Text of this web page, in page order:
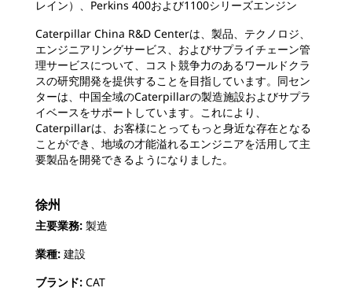
レイン）、Perkins 400および1100シリーズエンジン
Caterpillar China R&D Centerは、製品、テクノロジ、
エンジニアリングサービス、およびサプライチェーン管
理サービスについて、コスト競争力のあるワールドクラ
スの研究開発を提供することを目指しています。同セン
ターは、中国全域のCaterpillarの製造施設およびサプラ
イベースをサポートしています。これにより、
Caterpillarは、お客様にとってもっと身近な存在となる
ことができ、地域の才能溢れるエンジニアを活用して主
要製品を開発できるようになりました。
徐州
主要業務: 製造
業種: 建設
ブランド: CAT